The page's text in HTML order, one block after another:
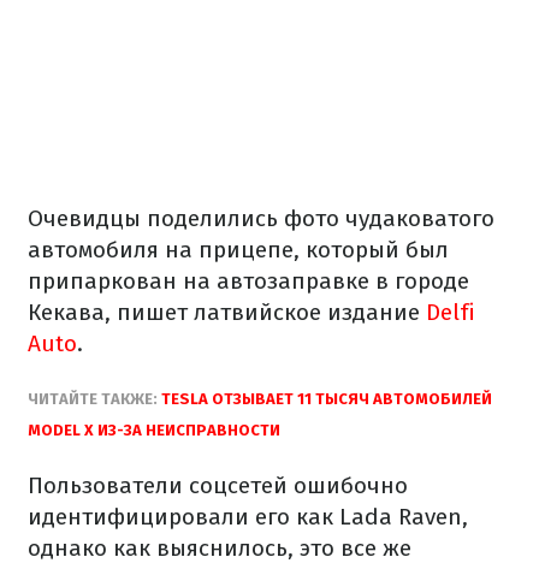
Очевидцы поделились фото чудаковатого
автомобиля на прицепе, который был
припаркован на автозаправке в городе
Кекава, пишет латвийское издание Delfi
Auto.
ЧИТАЙТЕ ТАКЖЕ: TESLA ОТЗЫВАЕТ 11 ТЫСЯЧ АВТОМОБИЛЕЙ
MODEL X ИЗ-ЗА НЕИСПРАВНОСТИ
Пользователи соцсетей ошибочно
идентифицировали его как Lada Raven,
однако как выяснилось, это все же